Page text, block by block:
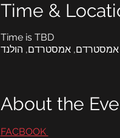
Time &
Time is TBD
אמסטרדם, אמסטרדם, הולנד
About the
FACBOOK